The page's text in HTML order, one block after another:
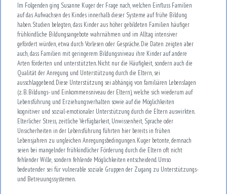
Im Folgenden ging Susanne Kuger der Frage nach, welchen Einfluss Familien
auf das Aufwachsen des Kindes innerhalb dieser Systeme auf frühe Bildung
haben. Studien belegten, dass Kinder aus höher gebildeten Familien häufiger
frühkindliche Bildungsangebote wahrnähmen und im Alltag intensiver
gefördert würden, etwa durch Vorlesen oder Gespräche. Die Daten zeigten aber
auch, dass Familien mit geringerem Bildungsniveau ihre Kinder auf andere
Arten förderten und unterstützten. Nicht nur die Häufigkeit, sondern auch die
Qualität der Anregung und Unterstützung durch die Eltern, sei
ausschlaggebend. Diese Unterstützung sei abhängig von familiären Lebenslagen
(z. B. Bildungs- und Einkommensniveau der Eltern), welche sich wiederum auf
Lebensführung und Erziehungsverhalten sowie auf die Möglichkeiten
kognitiver und sozial-emotionaler Unterstützung durch die Eltern auswirkten.
Elterlicher Stress, zeitliche Verfügbarkeit, Unwissenheit, Sprache oder
Unsicherheiten in der Lebensführung führten hier bereits in frühen
Lebensjahren zu ungleichen Anregungsbedingungen. Kuger betonte, demnach
seien bei mangelnder frühkindlicher Förderung durch die Eltern oft nicht
fehlender Wille, sondern fehlende Möglichkeiten entscheidend. Umso
bedeutender sei für vulnerable soziale Gruppen der Zugang zu Unterstützungs-
und Betreuungssystemen.